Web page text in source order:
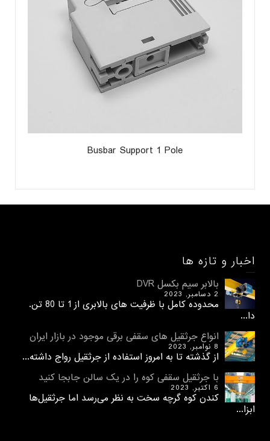
Busbar Support 1 Pole
اخبار و تازه ها
بالابر سیم بکسل DVR
2 دسامبر, 2023
محدوده کامل با ظرفیت های بالابری از 1 تا 80 تن.
دا...
انواع جرثقیل های سقفی برقی موجود در بازار ایران
8 نوامبر, 2023
از گذشته تا به امروز استفاده از جرثقیل رواج داشته...
با جرثقیل سقفی کوه را در یک سالن جابجا کنید
6 اکتبر, 2023
کندن کوه گرچه سخت به نظر می‌رسد اما جرثقیل‌ها
ابزا...